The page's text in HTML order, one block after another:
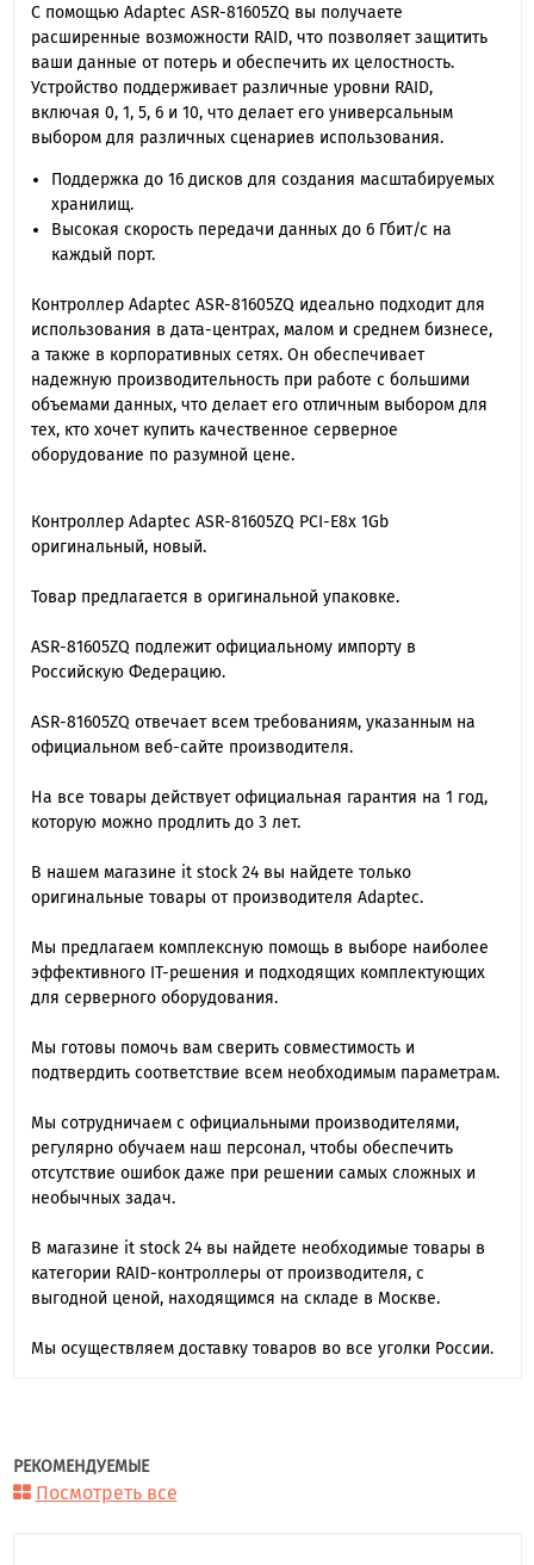
С помощью Adaptec ASR-81605ZQ вы получаете
расширенные возможности RAID, что позволяет защитить
ваши данные от потерь и обеспечить их целостность.
Устройство поддерживает различные уровни RAID,
включая 0, 1, 5, 6 и 10, что делает его универсальным
выбором для различных сценариев использования.
Поддержка до 16 дисков для создания масштабируемых
хранилищ.
Высокая скорость передачи данных до 6 Гбит/с на
каждый порт.
Контроллер Adaptec ASR-81605ZQ идеально подходит для
использования в дата-центрах, малом и среднем бизнесе,
а также в корпоративных сетях. Он обеспечивает
надежную производительность при работе с большими
объемами данных, что делает его отличным выбором для
тех, кто хочет купить качественное серверное
оборудование по разумной цене.
Контроллер Adaptec ASR-81605ZQ PCI-E8x 1Gb
оригинальный, новый.
Товар предлагается в оригинальной упаковке.
ASR-81605ZQ подлежит официальному импорту в
Российскую Федерацию.
ASR-81605ZQ отвечает всем требованиям, указанным на
официальном веб-сайте производителя.
На все товары действует официальная гарантия на 1 год,
которую можно продлить до 3 лет.
В нашем магазине it stock 24 вы найдете только
оригинальные товары от производителя Adaptec.
Мы предлагаем комплексную помощь в выборе наиболее
эффективного IT-решения и подходящих комплектующих
для серверного оборудования.
Мы готовы помочь вам сверить совместимость и
подтвердить соответствие всем необходимым параметрам.
Мы сотрудничаем с официальными производителями,
регулярно обучаем наш персонал, чтобы обеспечить
отсутствие ошибок даже при решении самых сложных и
необычных задач.
В магазине it stock 24 вы найдете необходимые товары в
категории RAID-контроллеры от производителя, с
выгодной ценой, находящимся на складе в Москве.
Мы осуществляем доставку товаров во все уголки России.
РЕКОМЕНДУЕМЫЕ
Посмотреть все